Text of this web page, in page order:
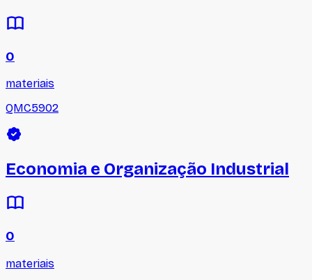
0
materiais
QMC5902
Economia e Organização Industrial
0
materiais